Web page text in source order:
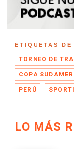
ETIQUETAS DE
TORNEO DE
COPA
PERÚ
LO MÁS